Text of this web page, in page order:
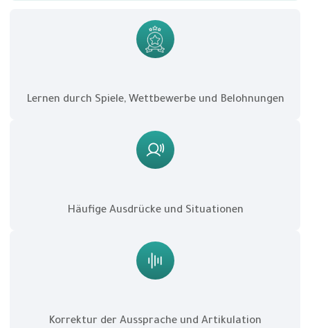
Lernen durch Spiele, Wettbewerbe und Belohnungen
Häufige Ausdrücke und Situationen
Korrektur der Aussprache und Artikulation